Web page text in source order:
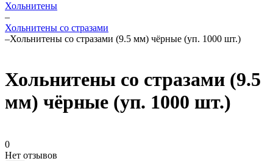
Хольнитены
–
Хольнитены со стразами
–Хольнитены со стразами (9.5 мм) чёрные (уп. 1000 шт.)
Хольнитены со стразами (9.5
мм) чёрные (уп. 1000 шт.)
0
Нет отзывов